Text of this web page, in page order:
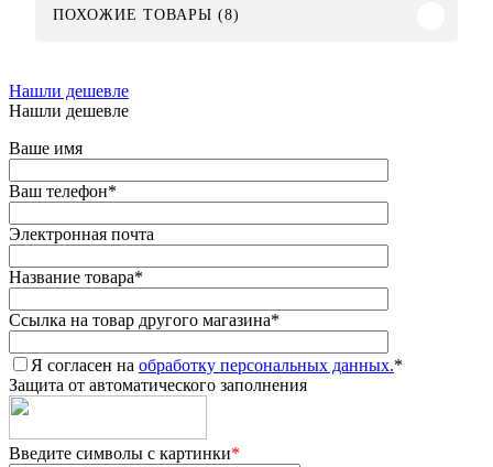
ПОХОЖИЕ ТОВАРЫ (8)
Нашли дешевле
Нашли дешевле
Ваше имя
Ваш телефон*
Электронная почта
Название товара*
Ссылка на товар другого магазина*
Я согласен на обработку персональных данных.*
Защита от автоматического заполнения
Введите символы с картинки*